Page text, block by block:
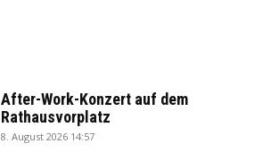
After-Work-Konzert auf dem
Rathausvorplatz
8. August 2026 14:57